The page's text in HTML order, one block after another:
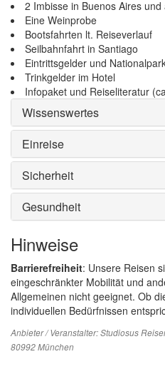
2 Imbisse in Buenos Aires
Eine Weinprobe
Bootsfahrten lt. Reiseverlauf
Seilbahnfahrt in Santiago
Eintrittsgelder und
Trinkgelder im Hotel
Infopaket und Reiseliteratur
Wissenswertes
Einreise
Sicherheit
Gesundheit
Hinweise
Barrierefreiheit: Unsere Reisen
eingeschränkter Mobilität und
Allgemeinen nicht geeignet. Ob
individuellen Bedürfnissen
Anbieter / Veranstalter:Studiosus
80992 München